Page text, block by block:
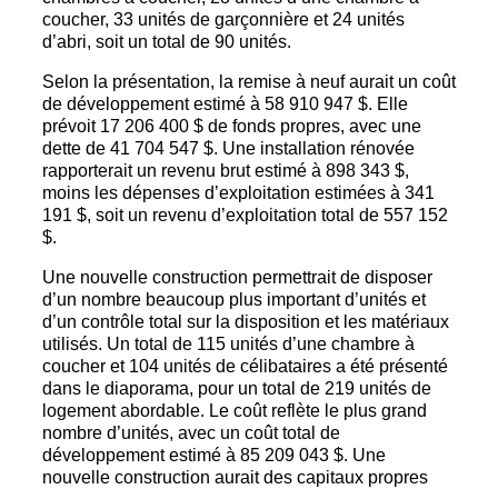
coucher, 33 unités de garçonnière et 24 unités
d’abri, soit un total de 90 unités.
Selon la présentation, la remise à neuf aurait un coût
de développement estimé à 58 910 947 $. Elle
prévoit 17 206 400 $ de fonds propres, avec une
dette de 41 704 547 $. Une installation rénovée
rapporterait un revenu brut estimé à 898 343 $,
moins les dépenses d’exploitation estimées à 341
191 $, soit un revenu d’exploitation total de 557 152
$.
Une nouvelle construction permettrait de disposer
d’un nombre beaucoup plus important d’unités et
d’un contrôle total sur la disposition et les matériaux
utilisés. Un total de 115 unités d’une chambre à
coucher et 104 unités de célibataires a été présenté
dans le diaporama, pour un total de 219 unités de
logement abordable. Le coût reflète le plus grand
nombre d’unités, avec un coût total de
développement estimé à 85 209 043 $. Une
nouvelle construction aurait des capitaux propres